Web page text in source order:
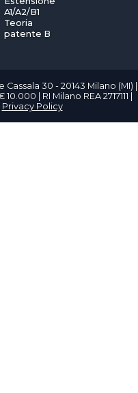
A1/A2/B1
Teoria
patente B
30 - 20143 Milano (MI) |
| RI Milano REA 2717111 |
Privacy Policy